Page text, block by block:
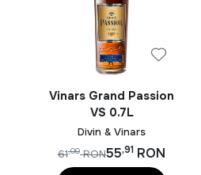
Vinars Grand Passion
VS 0.7L
Divin & Vinars
55,91 RON
61,00 RON